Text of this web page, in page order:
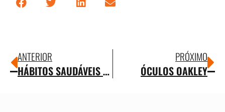
ANTERIOR
HÁBITOS SAUDÁVEIS PARA CUIDAR DOS SEUS OLHOS
PRÓXIMO
ÓCULOS OAKLEY